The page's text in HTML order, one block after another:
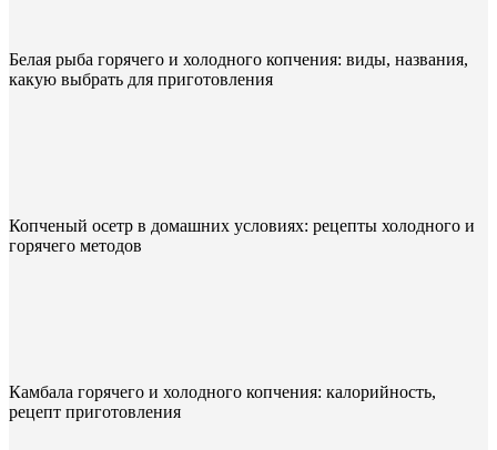
Белая рыба горячего и холодного копчения: виды, названия,
какую выбрать для приготовления
Копченый осетр в домашних условиях: рецепты холодного и
горячего методов
Камбала горячего и холодного копчения: калорийность,
рецепт приготовления